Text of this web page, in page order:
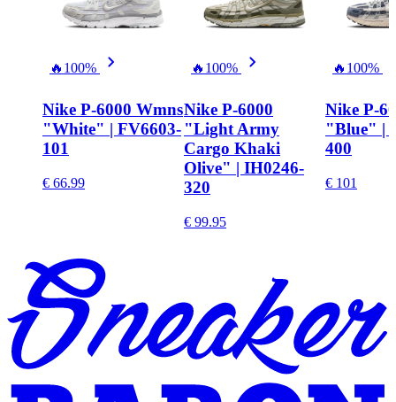
🔥 100%
Nike P-6000 Wmns
"White" | FV6603-
101
€ 66.99
🔥 100%
Nike P-6000
"Light Army
Cargo Khaki
Olive" | IH0246-
320
€ 99.95
🔥 100%
Nike P-
"Blue" |
400
€ 101